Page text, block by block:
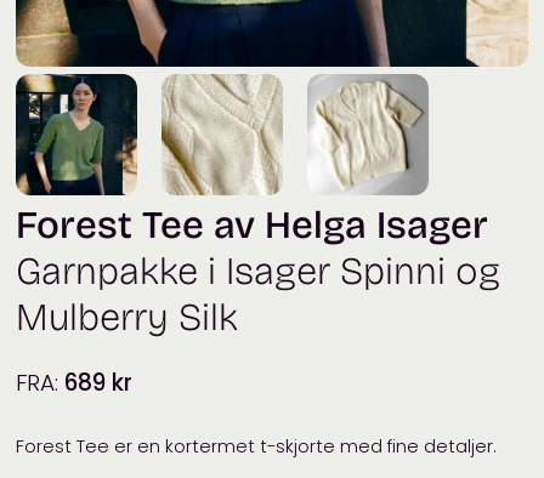
Forest Tee av Helga Isager
Garnpakke i Isager Spinni og
Mulberry Silk
FRA: 689 kr
Forest Tee er en kortermet t-skjorte med fine detaljer.